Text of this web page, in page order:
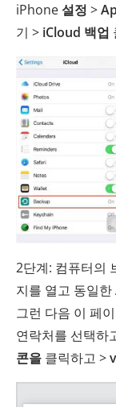
iPhone설정 >
기 > iCloud 백업
2단계: 컴퓨터의
지를 열고 동일
그런 다음 이 페
연락처를 선택하
콘을 클릭하고 >